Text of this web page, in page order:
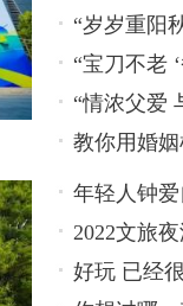
齿”
“岁岁重阳
列活动
“宝刀不老
友谊赛
“情浓父爱
教你用婚
年轻人钟
2022文旅
博览会
好玩 已经